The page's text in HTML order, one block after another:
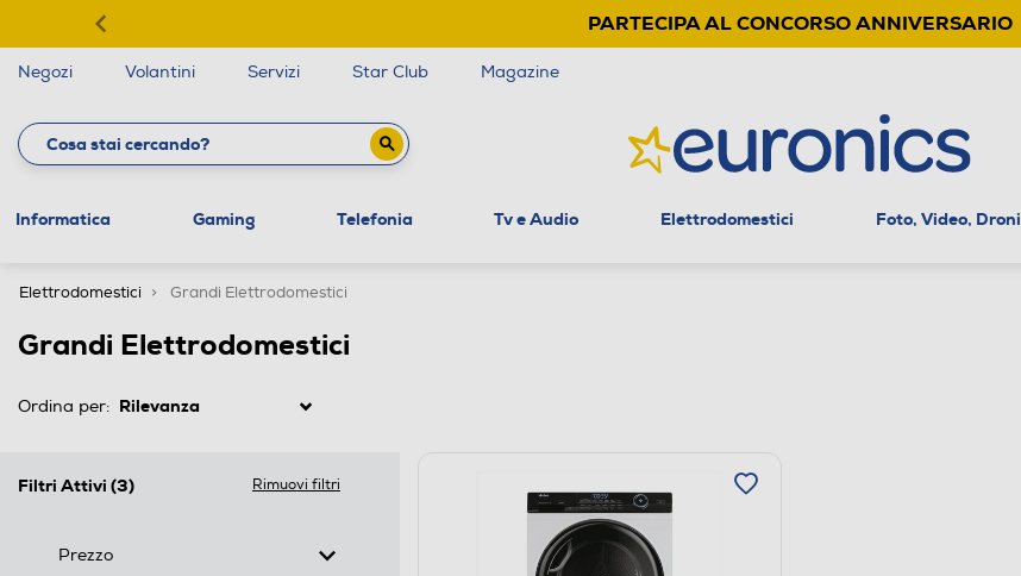
PARTECIPA AL CONCORSO ANNIVERSARIO
Negozi Volantini Servizi Star Club Magazine
Informatica Gaming Telefonia Tv e Audio Elettrodomestici Foto, Video, Droni
Elettrodomestici Grandi Elettrodomestici
Grandi Elettrodomestici
Ordina per:
Filtri Attivi (3) Rimuovi filtri
Prezzo